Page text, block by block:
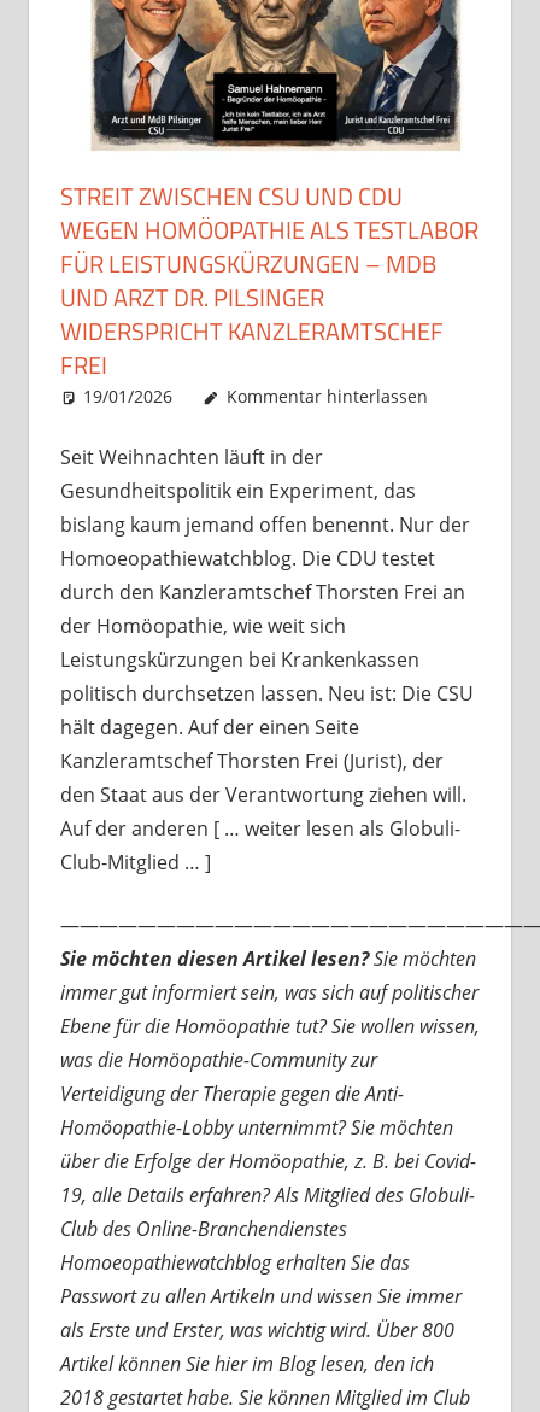
STREIT ZWISCHEN CSU UND CDU
WEGEN HOMÖOPATHIE ALS TESTLABOR
FÜR LEISTUNGSKÜRZUNGEN – MDB
UND ARZT DR. PILSINGER
WIDERSPRICHT KANZLERAMTSCHEF
FREI
19/01/2026 Christian J. Becker
Allgemein
Kommentar hinterlassen
Seit Weihnachten läuft in der
Gesundheitspolitik ein Experiment, das
bislang kaum jemand offen benennt. Nur der
Homoeopathiewatchblog. Die CDU testet
durch den Kanzleramtschef Thorsten Frei an
der Homöopathie, wie weit sich
Leistungskürzungen bei Krankenkassen
politisch durchsetzen lassen. Neu ist: Die CSU
hält dagegen. Auf der einen Seite
Kanzleramtschef Thorsten Frei (Jurist), der
den Staat aus der Verantwortung ziehen will.
Auf der anderen [ … weiter lesen als Globuli-
Club-Mitglied … ]
Sie möchten diesen Artikel lesen?Sie möchten
immer gut informiert sein, was sich auf politischer
Ebene für die Homöopathie tut? Sie wollen wissen,
was die Homöopathie-Community zur
Verteidigung der Therapie gegen die Anti-
Homöopathie-Lobby unternimmt? Sie möchten
über die Erfolge der Homöopathie, z. B. bei Covid-
19, alle Details erfahren? Als Mitglied des Globuli-
Club des Online-Branchendienstes
Homoeopathiewatchblog erhalten Sie das
Passwort zu allen Artikeln und wissen Sie immer
als Erste und Erster, was wichtig wird. Über 800
Artikel können Sie hier im Blog lesen, den ich
2018 gestartet habe. Sie können Mitglied im Club